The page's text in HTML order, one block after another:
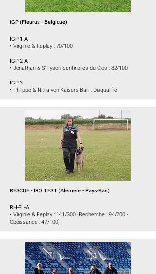
IGP(Fleurus- Belgique)
IGP 1 A
• Virginie & Replay : 70/100
IGP 2 A
• Jonathan & S'Tyson Sentinelles du Clos :82/100
IGP 3
• Philippe & Nitra von Kaisers Bari : Disqualifié
RESCUE - IRO TEST(Alemere - Pays-Bas)
RH-FL-A
• Virginie & Replay : 141/300 (Recherche : 94/200 -
Obéissance : 47/100)